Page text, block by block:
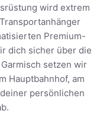
wird extrem
Premium-
dich sicher über die
setzen wir
Hauptbahnhof, am
persönlichen